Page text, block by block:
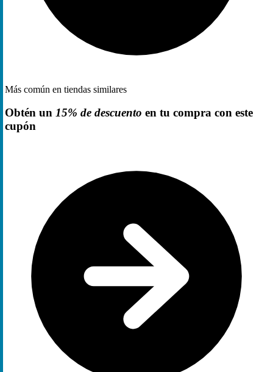
Más común en tiendas similares
Obtén un 15% de descuento en tu compra con este
cupón